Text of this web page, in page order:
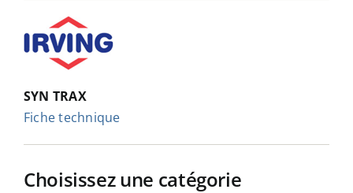
Choisissez une catégorie
SYN TRAX
Fiche technique